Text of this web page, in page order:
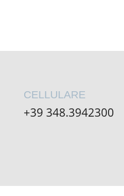
CELLULARE
+39 348.3942300